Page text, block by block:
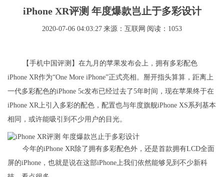
iPhone XR评测 年度爆款岂止于多彩设计
2020-07-06 04:03:27 来源：互联网 阅读：1053
【手机中国评测】在九月的苹果发布会上，拥有多彩配色
iPhone XR作为“One More iPhone”正式亮相。掰开指头算算，距离上
一代多彩配色的iPhone 5c发布已经过去了5年时间，现在苹果终于在
iPhone XR上引入多彩的配色，配置也与年度旗舰iPhone XS系列基本
相同，或许能吸引到不少用户的目光。
今年的iPhone XR除了拥有多彩配色外，还是首款拥有LCD全面
屏的iPhone，也就是说在这部iPhone上我们依然能够见到不少新科